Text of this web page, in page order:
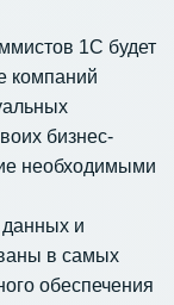
1С будет
компаний
бизнес-
необходимыми
и
в самых
обеспечения